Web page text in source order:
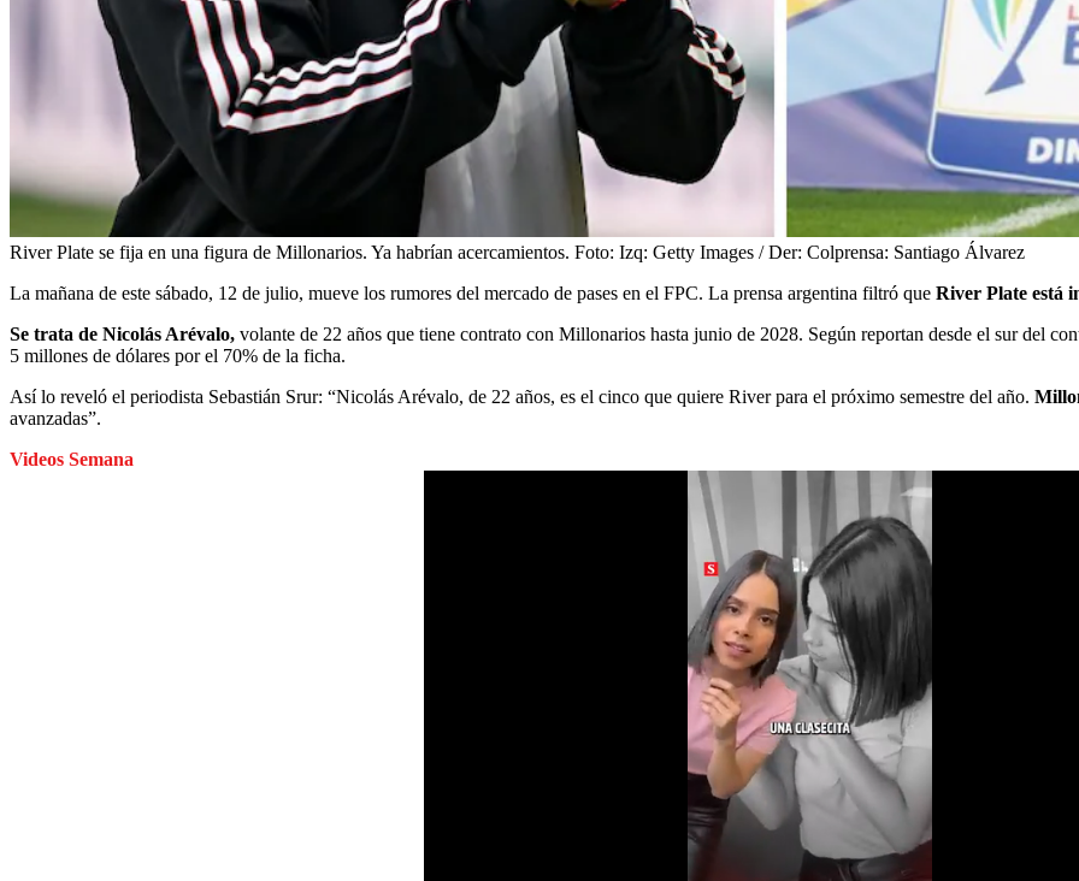
River Plate se fija en una figura de Millonarios. Ya habrían acercamientos. Foto: Izq: Getty Images / Der: Colprensa: Santiago Álvarez
La mañana de este sábado, 12 de julio, mueve los rumores del mercado de pases en el FPC. La prensa argentina filtró que River Plate está
Se trata de Nicolás Arévalo, volante de 22 años que tiene contrato con Millonarios hasta junio de 2028. Según reportan desde el sur del
5 millones de dólares por el 70% de la ficha.
Así lo reveló el periodista Sebastián Srur: “Nicolás Arévalo, de 22 años, es el cinco que quiere River para el próximo semestre del año.
avanzadas”.
Videos Semana